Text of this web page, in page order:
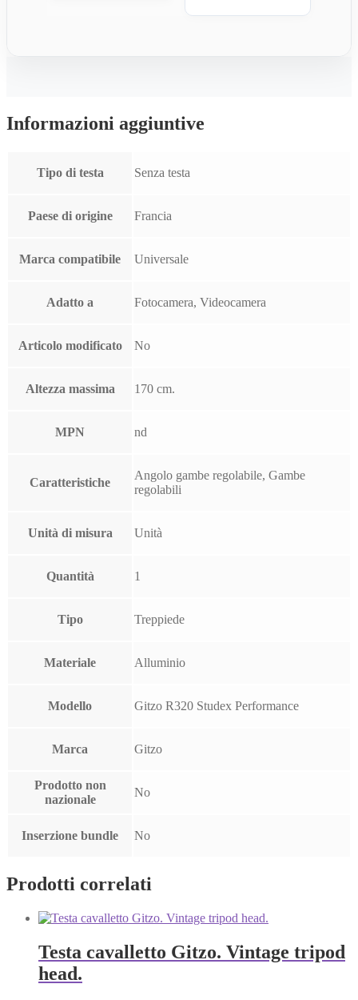
Informazioni aggiuntive
Tipo di testa Senza testa
Paese di origine Francia
Marca compatibile Universale
Adatto a Fotocamera, Videocamera
Articolo modificato No
Altezza massima 170 cm.
MPN nd
Caratteristiche
Angolo gambe regolabile, Gambe
regolabili
Unità di misura Unità
Quantità 1
Tipo Treppiede
Materiale Alluminio
Modello Gitzo R320 Studex Performance
Marca Gitzo
Prodotto non
nazionale
No
Inserzione bundle No
Prodotti correlati
Testa cavalletto Gitzo. Vintage tripod
head.